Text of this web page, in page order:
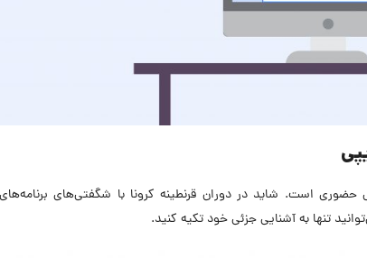
است. شاید در دوران قرنطینه کرونا با شگفتی‌های
تنها به آشنایی جزئی خود تکیه کنید.